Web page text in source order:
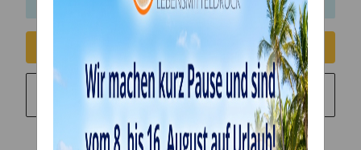
Consent erteilen
Sie möchten in monatlichen Raten zahlen? Weitere